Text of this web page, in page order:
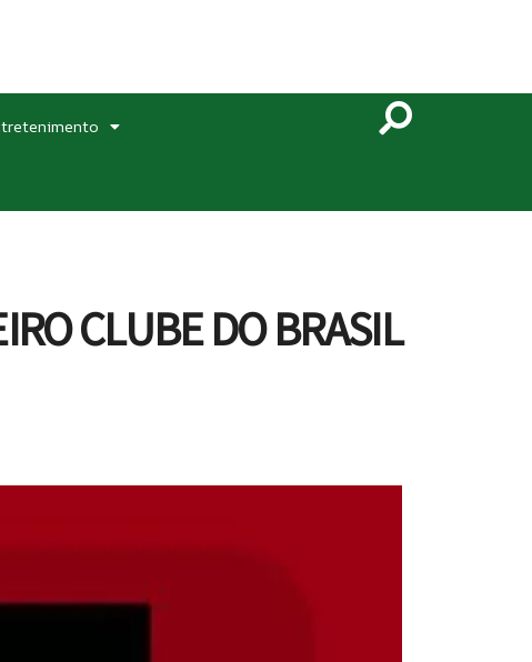
CLUBE DO BRASIL